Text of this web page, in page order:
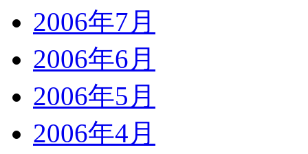
2006年7月
2006年6月
2006年5月
2006年4月